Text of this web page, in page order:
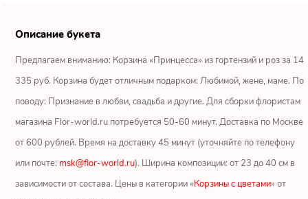
Ромашки
Альстромерии
Герберы
Описание букета
Предлагаем вниманию: Корзина «Принцесса» из гортензий и роз за 14
335 руб. Корзина будет отличным подарком: Любимой, жене, маме. По
поводу: Признание в любви, свадьба и другие. Для сборки флористам
магазина Flor-world.ru потребуется 50-60 минут. Доставка по Москве
от 600 рублей. Время на доставку 45 минут (уточняйте по телефону
или почте: msk@flor-world.ru). Ширина композиции: от 23 до 40 см в
зависимости от состава. Цены в категории «Корзины с цветами» от